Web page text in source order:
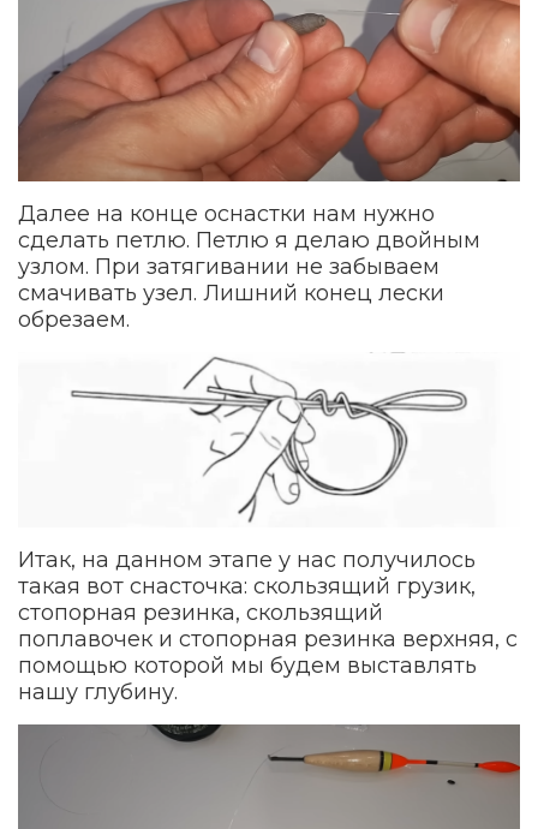
Далее на конце оснастки нам нужно
сделать петлю. Петлю я делаю двойным
узлом. При затягивании не забываем
смачивать узел. Лишний конец лески
обрезаем.
Итак, на данном этапе у нас получилось
такая вот снасточка: скользящий грузик,
стопорная резинка, скользящий
поплавочек и стопорная резинка верхняя, с
помощью которой мы будем выставлять
нашу глубину.